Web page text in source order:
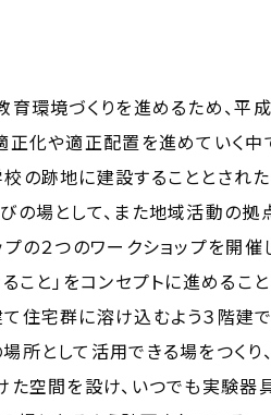
育環境づくりを進めるため、
正化や適正配置を進めていく
の跡地に建設することとされた
場として、また地域活動の拠
の２つのワークショップを開
こと」をコンセプトに進めること
宅群に溶け込むよう３階建で
として活用できる場をつくり
た空間を設け、いつでも実験